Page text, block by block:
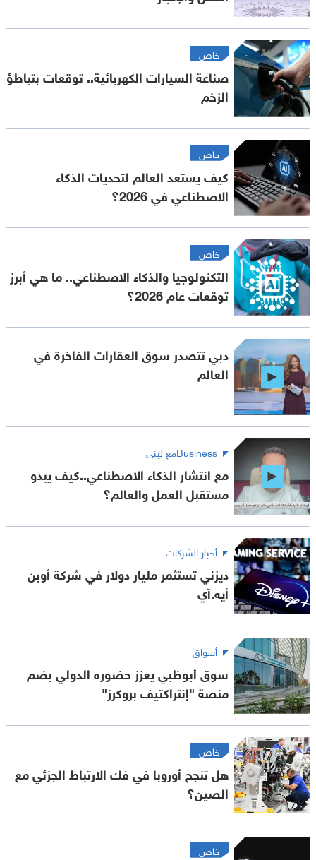
خاص
صناعة السيارات الكهربائية.. توقعات بتباطؤ
الزخم
خاص
كيف يستعد العالم لتحديات الذكاء
الاصطناعي في 2026؟
خاص
التكنولوجيا والذكاء الاصطناعي.. ما هي أبرز
توقعات عام 2026؟
دبي تتصدر سوق العقارات الفاخرة في
العالم
Businessمع لبنى
مع انتشار الذكاء الاصطناعي..كيف يبدو
مستقبل العمل والعالم؟
أخبار الشركات
ديزني تستثمر مليار دولار في شركة أوبن
أيه.آي
أسواق
سوق أبوظبي يعزز حضوره الدولي بضم
منصة "إنتراكتيف بروكرز"
خاص
هل تنجح أوروبا في فك الارتباط الجزئي مع
الصين؟
خاص